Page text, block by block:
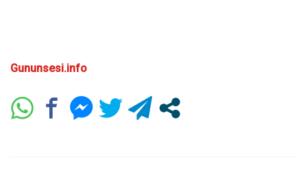
Gununsesi.info